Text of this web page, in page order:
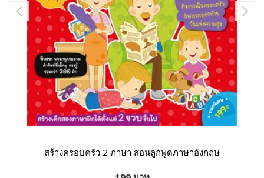
สร้างครอบครัว 2 ภาษา สอนลูกพูดภาษาอังกฤษ